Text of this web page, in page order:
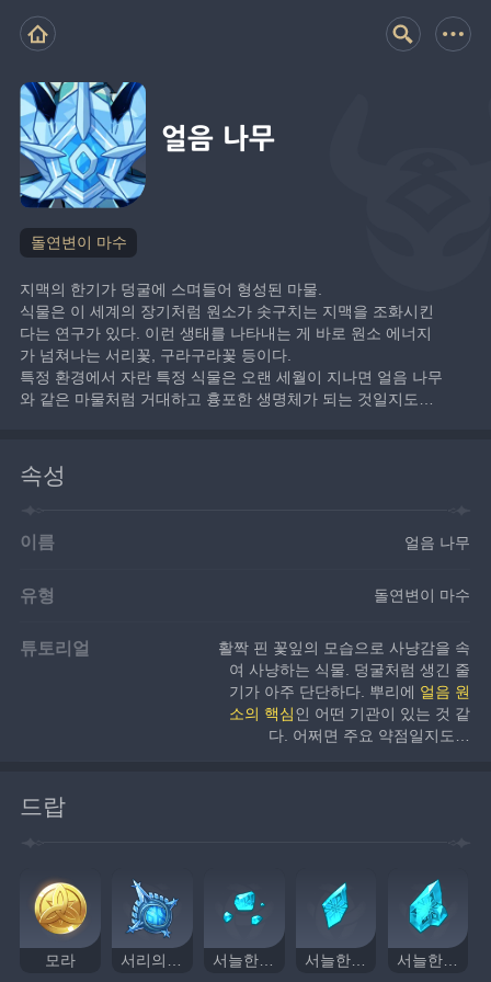
얼음 나무
돌연변이 마수
지맥의 한기가 덩굴에 스며들어 형성된 마물.
식물은 이 세계의 장기처럼 원소가 솟구치는 지맥을 조화시킨
다는 연구가 있다. 이런 생태를 나타내는 게 바로 원소 에너지
가 넘쳐나는 서리꽃, 구라구라꽃 등이다.
특정 환경에서 자란 특정 식물은 오랜 세월이 지나면 얼음 나무
와 같은 마물처럼 거대하고 흉포한 생명체가 되는 것일지도…
속성
이름 얼음 나무
유형 돌연변이 마수
튜토리얼
활짝 핀 꽃잎의 모습으로 사냥감을 속
여 사냥하는 식물. 덩굴처럼 생긴 줄
기가 아주 단단하다. 뿌리에 얼음 원
소의 핵심인 어떤 기관이 있는 것 같
다. 어쩌면 주요 약점일지도…
드랍
모라 서리의 핵 서늘한 빙옥 가루 서늘한 빙옥 조각 서늘한 빙옥 덩이